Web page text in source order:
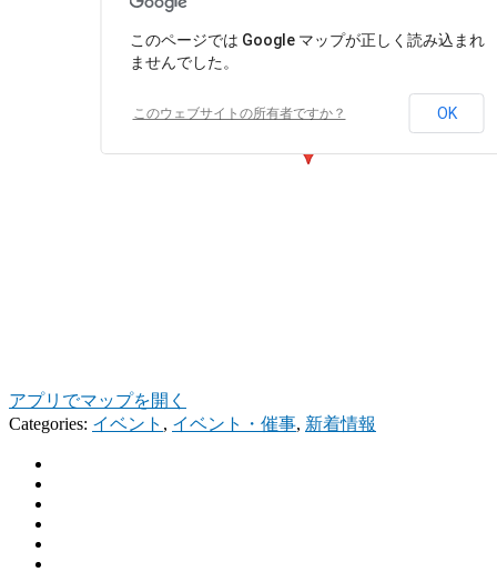
このページでは Google マップが正しく読み込まれ
ませんでした。
このウェブサイトの所有者ですか？ OK
アプリでマップを開く
Categories: イベント , イベント・催事, 新着情報